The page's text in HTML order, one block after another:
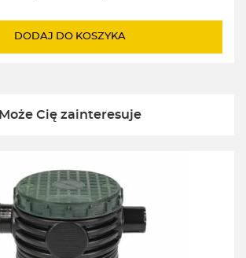
wynosiła:
wynosi:
DODAJ DO KOSZYKA
Może Cię zainteresuje